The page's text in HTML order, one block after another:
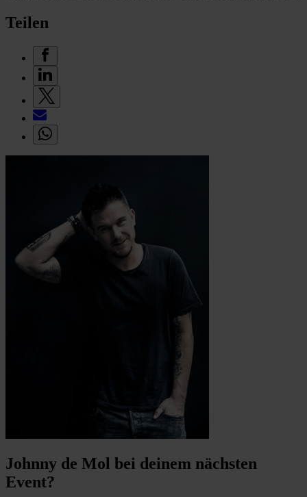
Teilen
Johnny de Mol bei deinem nächsten
Event?